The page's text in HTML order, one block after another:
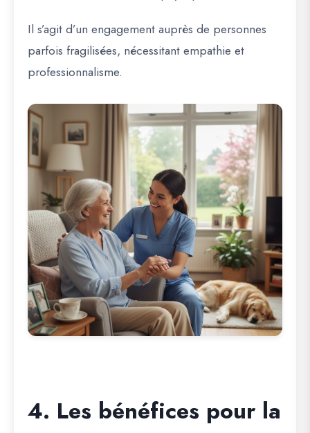
Il s’agit d’un engagement auprès de personnes
parfois fragilisées, nécessitant empathie et
professionnalisme.
4. Les bénéfices pour la